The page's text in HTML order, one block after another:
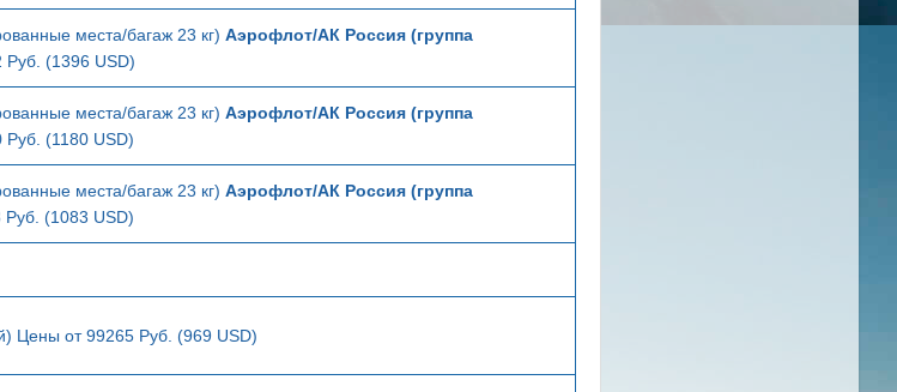
места/багаж 23 кг) Аэрофлот/АК Россия (группа
(1396 USD)
места/багаж 23 кг) Аэрофлот/АК Россия (группа
(1180 USD)
места/багаж 23 кг) Аэрофлот/АК Россия (группа
(1083 USD)
Цены от 99265 Руб. (969 USD)